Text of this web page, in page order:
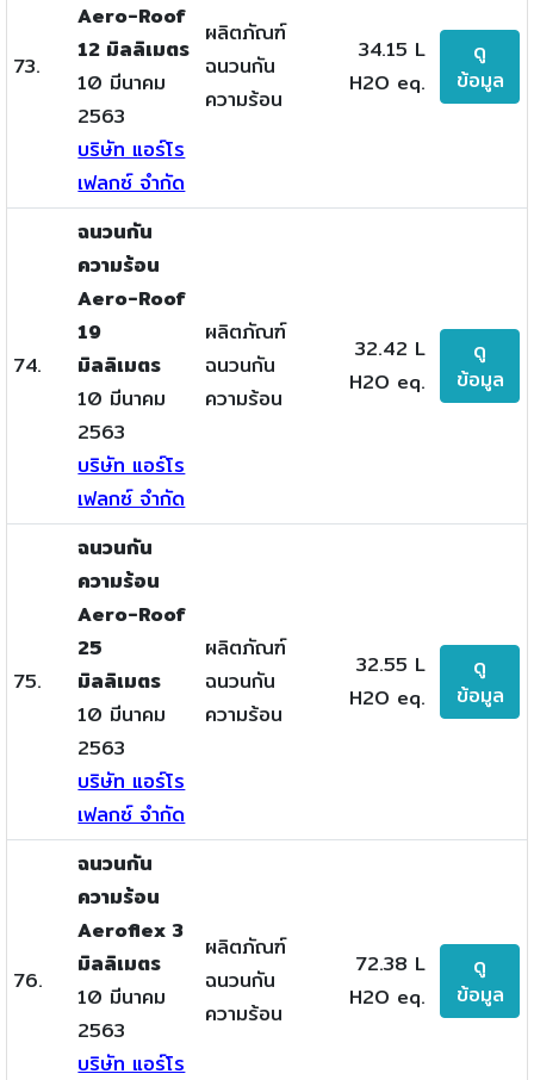
73.
Aero-Roof
12 มิลลิเมตร
10 มีนาคม
2563
บริษัท แอร์โร
เฟลกซ์ จำกัด
ผลิตภัณฑ์
ฉนวนกัน
ความร้อน
34.15 L
H2O eq.
ดู
ข้อมูล
74.
ฉนวนกัน
ความร้อน
Aero-Roof
19
มิลลิเมตร
10 มีนาคม
2563
บริษัท แอร์โร
เฟลกซ์ จำกัด
ผลิตภัณฑ์
ฉนวนกัน
ความร้อน
32.42 L
H2O eq.
ดู
ข้อมูล
75.
ฉนวนกัน
ความร้อน
Aero-Roof
25
มิลลิเมตร
10 มีนาคม
2563
บริษัท แอร์โร
เฟลกซ์ จำกัด
ผลิตภัณฑ์
ฉนวนกัน
ความร้อน
32.55 L
H2O eq.
ดู
ข้อมูล
76.
ฉนวนกัน
ความร้อน
Aeroflex 3
มิลลิเมตร
10 มีนาคม
2563
บริษัท แอร์โร
ผลิตภัณฑ์
ฉนวนกัน
ความร้อน
72.38 L
H2O eq.
ดู
ข้อมูล